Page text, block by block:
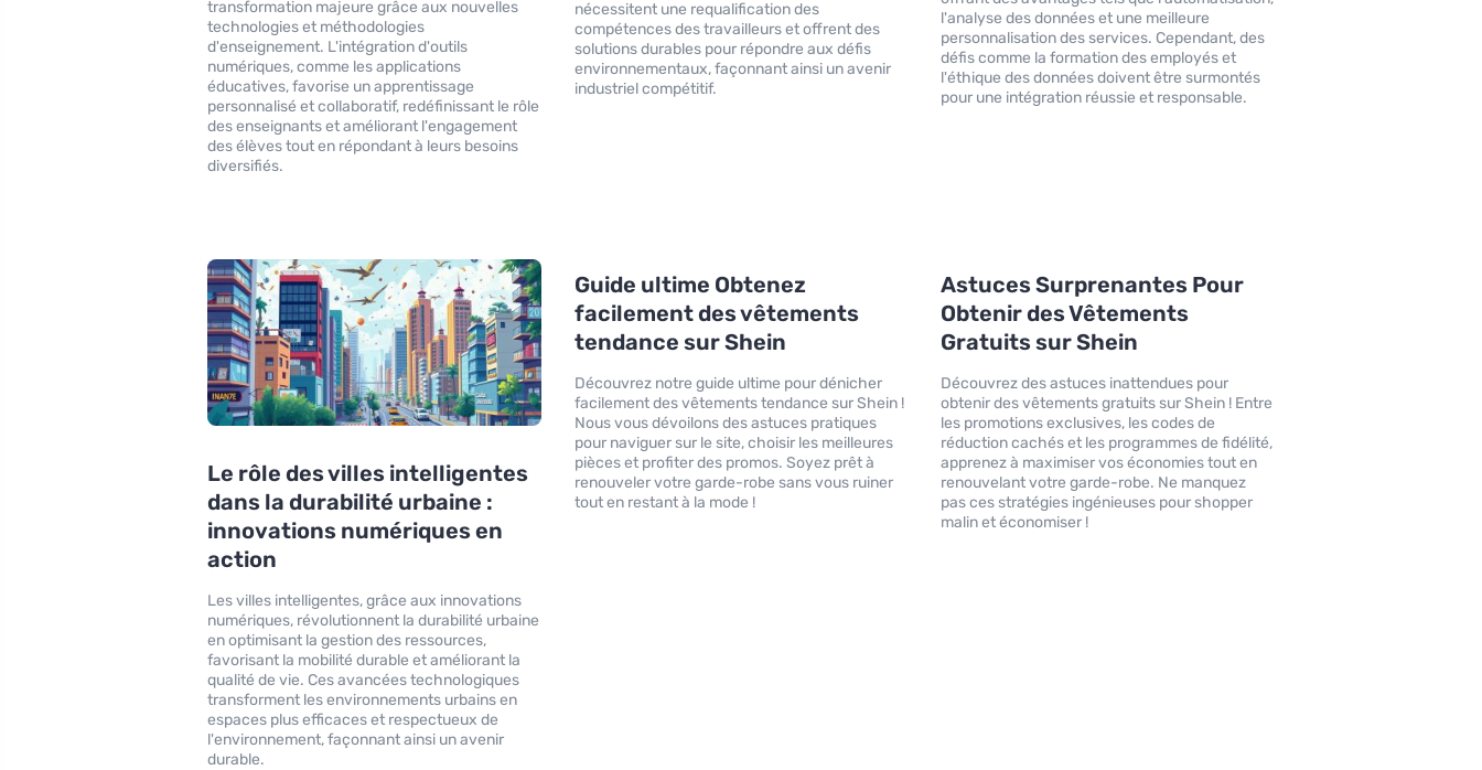
transformation majeure grâce aux nouvelles
technologies et méthodologies
d'enseignement. L'intégration d'outils
numériques, comme les applications
éducatives, favorise un apprentissage
personnalisé et collaboratif, redéfinissant le rôle
des enseignants et améliorant l'engagement
des élèves tout en répondant à leurs besoins
diversifiés.
nécessitent une requalification des
compétences des travailleurs et offrent des
solutions durables pour répondre aux défis
environnementaux, façonnant ainsi un avenir
industriel compétitif.
l'analyse des données et une meilleure
personnalisation des services. Cependant, des
défis comme la formation des employés et
l'éthique des données doivent être surmontés
pour une intégration réussie et responsable.
Le rôle des villes intelligentes
dans la durabilité urbaine :
innovations numériques en
action
Les villes intelligentes, grâce aux innovations
numériques, révolutionnent la durabilité urbaine
en optimisant la gestion des ressources,
favorisant la mobilité durable et améliorant la
qualité de vie. Ces avancées technologiques
transforment les environnements urbains en
espaces plus efficaces et respectueux de
l'environnement, façonnant ainsi un avenir
durable.
Guide ultime Obtenez
facilement des vêtements
tendance sur Shein
Découvrez notre guide ultime pour dénicher
facilement des vêtements tendance sur Shein !
Nous vous dévoilons des astuces pratiques
pour naviguer sur le site, choisir les meilleures
pièces et profiter des promos. Soyez prêt à
renouveler votre garde-robe sans vous ruiner
tout en restant à la mode !
Astuces Surprenantes Pour
Obtenir des Vêtements
Gratuits sur Shein
Découvrez des astuces inattendues pour
obtenir des vêtements gratuits sur Shein ! Entre
les promotions exclusives, les codes de
réduction cachés et les programmes de fidélité,
apprenez à maximiser vos économies tout en
renouvelant votre garde-robe. Ne manquez
pas ces stratégies ingénieuses pour shopper
malin et économiser !